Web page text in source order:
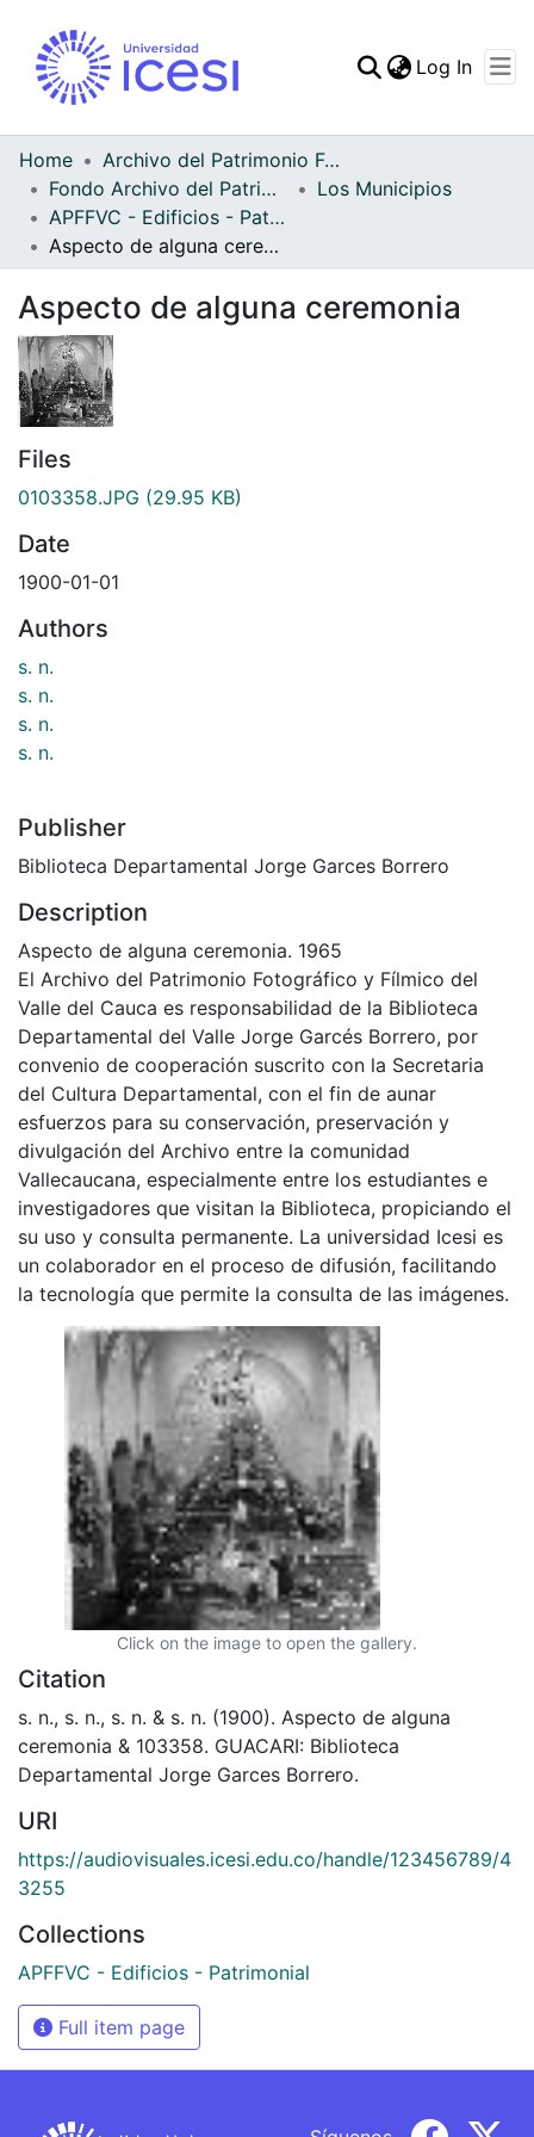
Statistics
Log In
Home
Archivo del Patrimonio Fotográfico y Fílmico del Valle del Cauca
Fondo Archivo del Patrimonio Fotográfico y Fílmico del Valle del Cauca
Los Municipios
APFFVC - Edificios - Patrimonial
Aspecto de alguna ceremonia
Aspecto de alguna ceremonia
Files
0103358.JPG (29.95 KB)
Date
1900-01-01
Authors
s. n.
s. n.
s. n.
s. n.
Publisher
Biblioteca Departamental Jorge Garces Borrero
Description
Aspecto de alguna ceremonia. 1965
El Archivo del Patrimonio Fotográfico y Fílmico del
Valle del Cauca es responsabilidad de la Biblioteca
Departamental del Valle Jorge Garcés Borrero, por
convenio de cooperación suscrito con la Secretaria
del Cultura Departamental, con el fin de aunar
esfuerzos para su conservación, preservación y
divulgación del Archivo entre la comunidad
Vallecaucana, especialmente entre los estudiantes e
investigadores que visitan la Biblioteca, propiciando el
su uso y consulta permanente. La universidad Icesi es
un colaborador en el proceso de difusión, facilitando
la tecnología que permite la consulta de las imágenes.
Click on the image to open the gallery.
Citation
s. n., s. n., s. n. & s. n. (1900). Aspecto de alguna
ceremonia & 103358. GUACARI: Biblioteca
Departamental Jorge Garces Borrero.
URI
https://audiovisuales.icesi.edu.co/handle/123456789/4
3255
Collections
APFFVC - Edificios - Patrimonial
Full item page